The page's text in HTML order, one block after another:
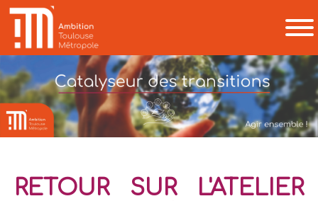
RETOUR SUR L'ATELIER